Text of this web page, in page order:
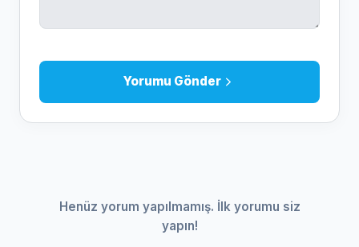
Yorumu Gönder
Henüz yorum yapılmamış. İlk yorumu siz
yapın!